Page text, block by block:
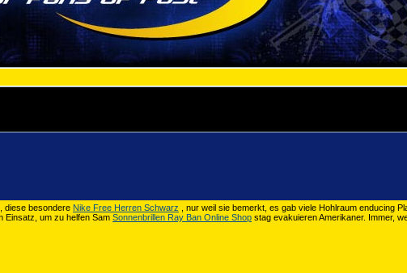
diese besondere Nike Free Herren Schwarz , nur weil sie bemerkt, es gab viele Hohlraum enducing
Einsatz, um zu helfen Sam Sonnenbrillen Ray Ban Online Shop stag evakuieren Amerikaner. Immer,